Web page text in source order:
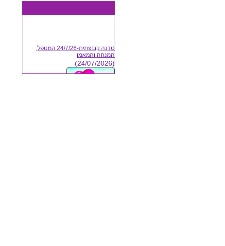
סדנה קבוצתית-24/7/26 המטפל,
המנחה והמאמן
(24/07/2026)